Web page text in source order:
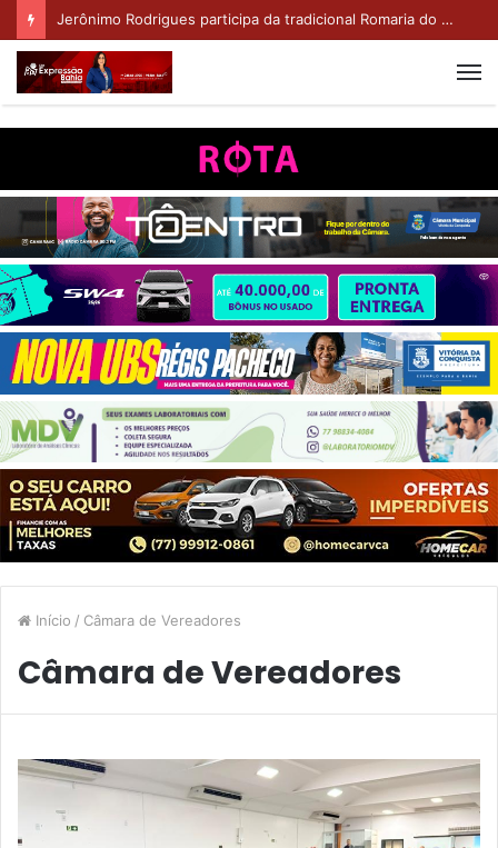
Jerônimo Rodrigues participa da tradicional Romaria do Bom Jesus da Lapa
Início / Câmara de Vereadores
Câmara de Vereadores